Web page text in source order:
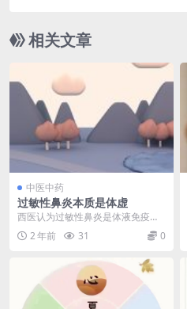
相关文章
中医中药
过敏性鼻炎本质是体虚
西医认为过敏性鼻炎是体液免疫亢
进、细胞免疫下降导致的，也就是
免疫紊乱，所以采取抗...
2 年前 31 0